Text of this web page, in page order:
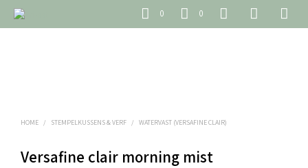
0 0
HOME / STEMPELKUSSENS & VERF / WATERVAST (VERSAFINE CLAIR)
Versafine clair morning mist